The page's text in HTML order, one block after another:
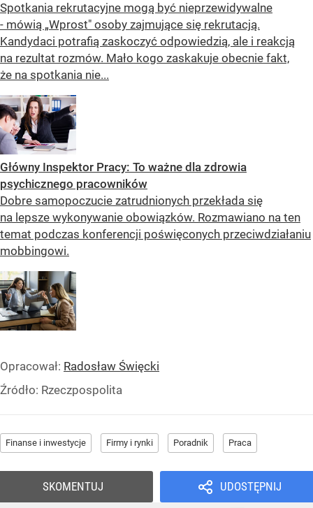
Spotkania rekrutacyjne mogą być nieprzewidywalne
- mówią „Wprost" osoby zajmujące się rekrutacją.
Kandydaci potrafią zaskoczyć odpowiedzią, ale i reakcją
na rezultat rozmów. Mało kogo zaskakuje obecnie fakt,
że na spotkania nie...
Główny Inspektor Pracy: To ważne dla zdrowia
psychicznego pracowników
Dobre samopoczucie zatrudnionych przekłada się
na lepsze wykonywanie obowiązków. Rozmawiano na ten
temat podczas konferencji poświęconych przeciwdziałaniu
mobbingowi.
Opracował: Radosław Święcki
Źródło: Rzeczpospolita
Finanse i inwestycje Firmy i rynki Poradnik Praca
UDOSTĘPNIJ
SKOMENTUJ